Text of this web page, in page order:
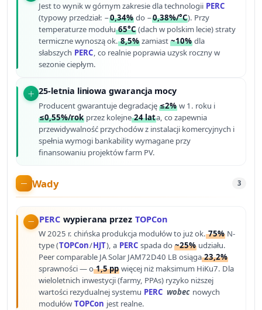
Jest to wynik w górnym zakresie dla technologii PERC
(typowy przedział: −0,34% do −0,38%/°C). Przy
temperaturze modułu65°C (dach w polskim lecie) straty
termiczne wynoszą ok.8,5% zamiast~10% dla
słabszych PERC, co realnie poprawia uzysk roczny w
sezonie ciepłym.
25-letnia liniowa gwarancja mocy
Producent gwarantuje degradację≤2% w 1. roku i
≤0,55%/rok przez kolejne24 lata, co zapewnia
przewidywalność przychodów z instalacji komercyjnych i
spełnia wymogi bankability wymagane przy
finansowaniu projektów farm PV.
Wady 3
PERC wypierana przez TOPCon
W 2025 r. chińska produkcja modułów to już ok.75% N-
type (TOPCon/HJT), a PERC spada do~25% udziału.
Peer comparable JA Solar JAM72D40 LB osiąga23,2%
sprawności — o1,5 pp więcej niż maksimum HiKu7. Dla
wieloletnich inwestycji (farmy, PPAs) ryzyko niższej
wartości rezydualnej systemu PERC wobec nowych
modułów TOPCon jest realne.